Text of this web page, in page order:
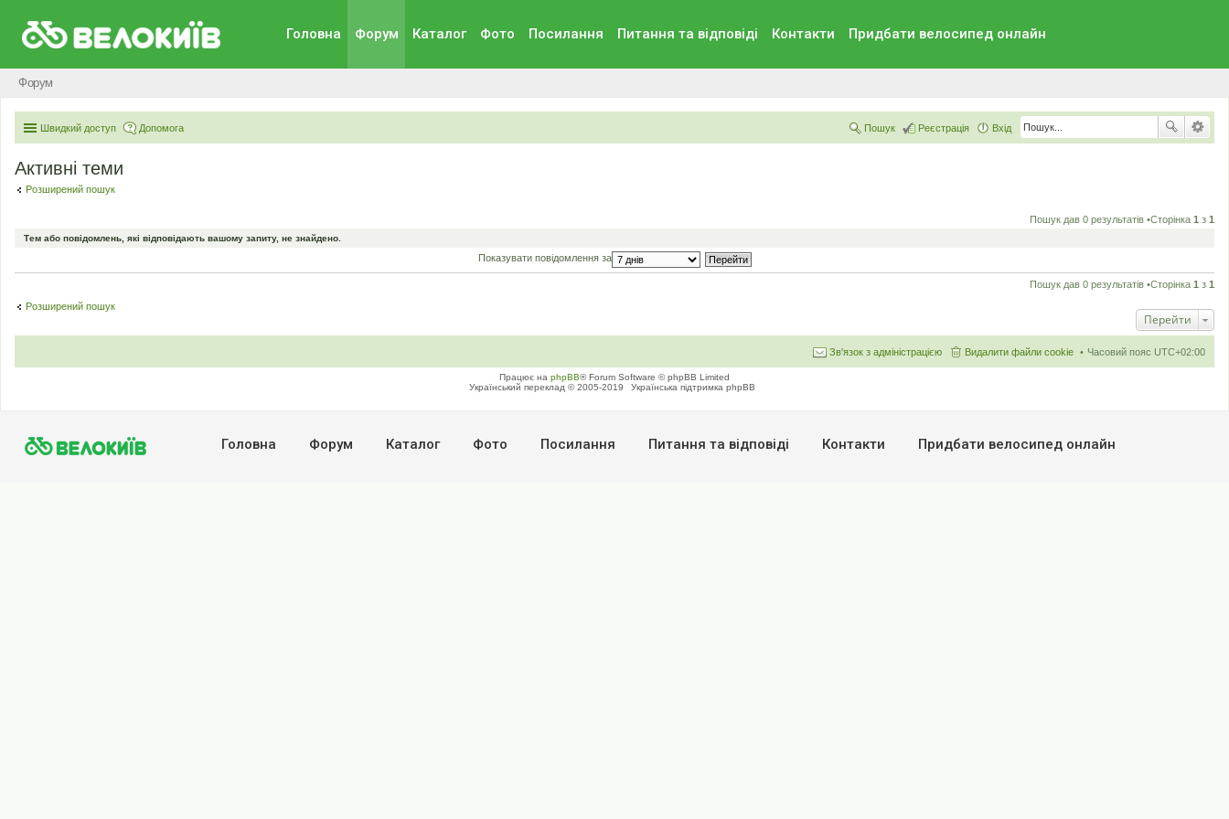
Головна Форум Каталог Фото Посилання Питання та вiдповiдi Контакти Придбати велосипед онлайн
Форум
Швидкий доступ Допомога Вхід
Реєстрація
Пошук
Активні теми
Розширений пошук
Пошук дав 0 результатів •Сторінка 1 з 1
Тем або повідомлень, які відповідають вашому запиту, не знайдено.
Показувати повідомлення за
Пошук дав 0 результатів •Сторінка 1 з 1
Розширений пошук
Перейти
Часовий пояс UTC+02:00
Видалити файли cookie
Зв'язок з адміністрацією
Працює на phpBB® Forum Software © phpBB Limited
Український переклад © 2005-2019
Українська підтримка phpBB
Головна Форум Каталог Фото Посилання Питання та вiдповiдi Контакти Придбати велосипед онлайн